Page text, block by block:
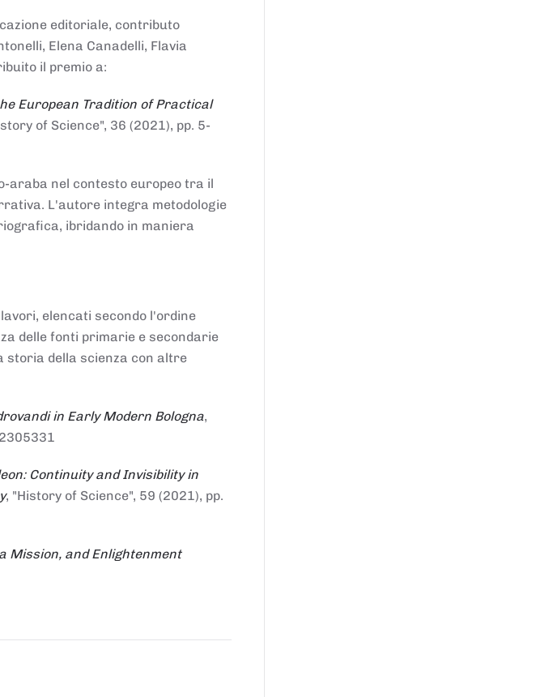
editoriale, contributo
Elena Canadelli, Flavia
il premio a:
European Tradition of Practical
of Science", 36 (2021), pp. 5-
araba nel contesto europeo tra il
L'autore integra metodologie
ibridando in maniera
elencati secondo l'ordine
delle fonti primarie e secondarie
storia della scienza con altre
in Early Modern Bologna,
Continuity and Invisibility in
, "History of Science", 59 (2021), pp.
Mission, and Enlightenment